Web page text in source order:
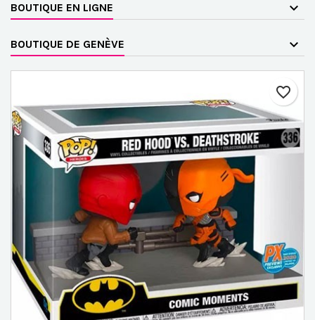
BOUTIQUE EN LIGNE
BOUTIQUE DE GENÈVE
favorite_border